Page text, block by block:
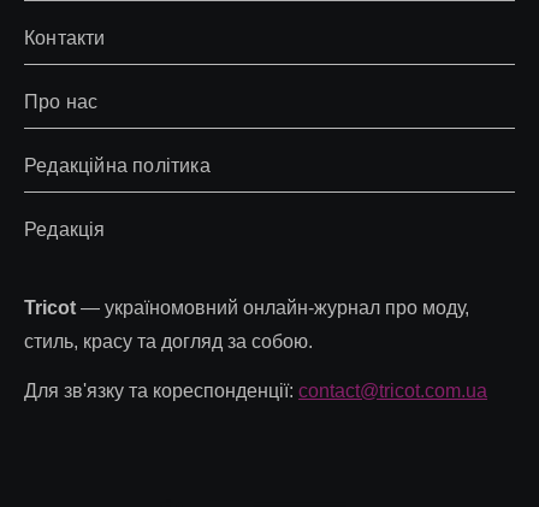
Контакти
Про нас
Редакційна політика
Редакція
Tricot — україномовний онлайн-журнал про моду,
стиль, красу та догляд за собою.
Для зв'язку та кореспонденції: contact@tricot.com.ua